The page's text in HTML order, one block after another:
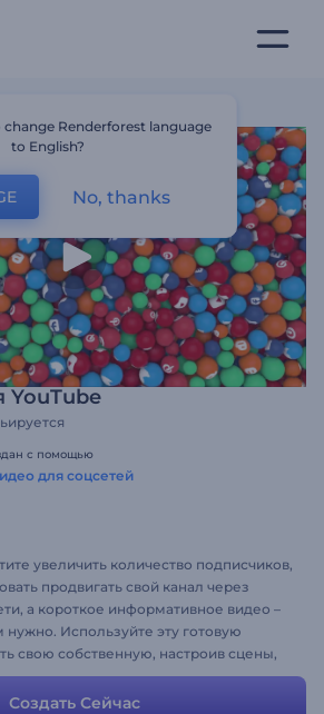
YouTube
с помощью
для соцсетей
увеличить количество подписчиков,
продвигать свой канал через
а короткое информативное видео –
нужно. Используйте эту готовую
свою собственную, настроив сцены,
музыку и
просмотр".
Создать Сейчас
Renderforest language
to English?
No, thanks